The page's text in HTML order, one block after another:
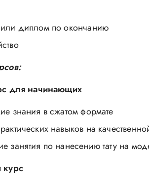
или диплом по окончанию
для начинающих
знания в сжатом формате
навыков на
занятия по нанесению тату на